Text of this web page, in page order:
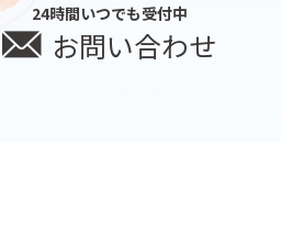
24時間いつでも受付中
お問い合わせ